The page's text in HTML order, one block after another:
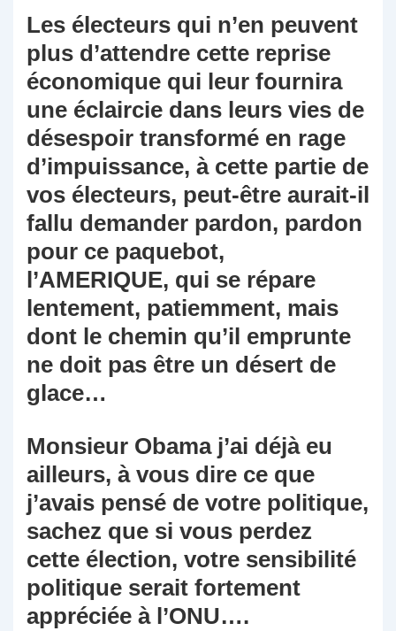
Les électeurs qui n’en peuvent
plus d’attendre cette reprise
économique qui leur fournira
une éclaircie dans leurs vies de
désespoir transformé en rage
d’impuissance, à cette partie de
vos électeurs, peut-être aurait-il
fallu demander pardon, pardon
pour ce paquebot,
l’AMERIQUE, qui se répare
lentement, patiemment, mais
dont le chemin qu’il emprunte
ne doit pas être un désert de
glace…
Monsieur Obama j’ai déjà eu
ailleurs, à vous dire ce que
j’avais pensé de votre politique,
sachez que si vous perdez
cette élection, votre sensibilité
politique serait fortement
appréciée à l’ONU….